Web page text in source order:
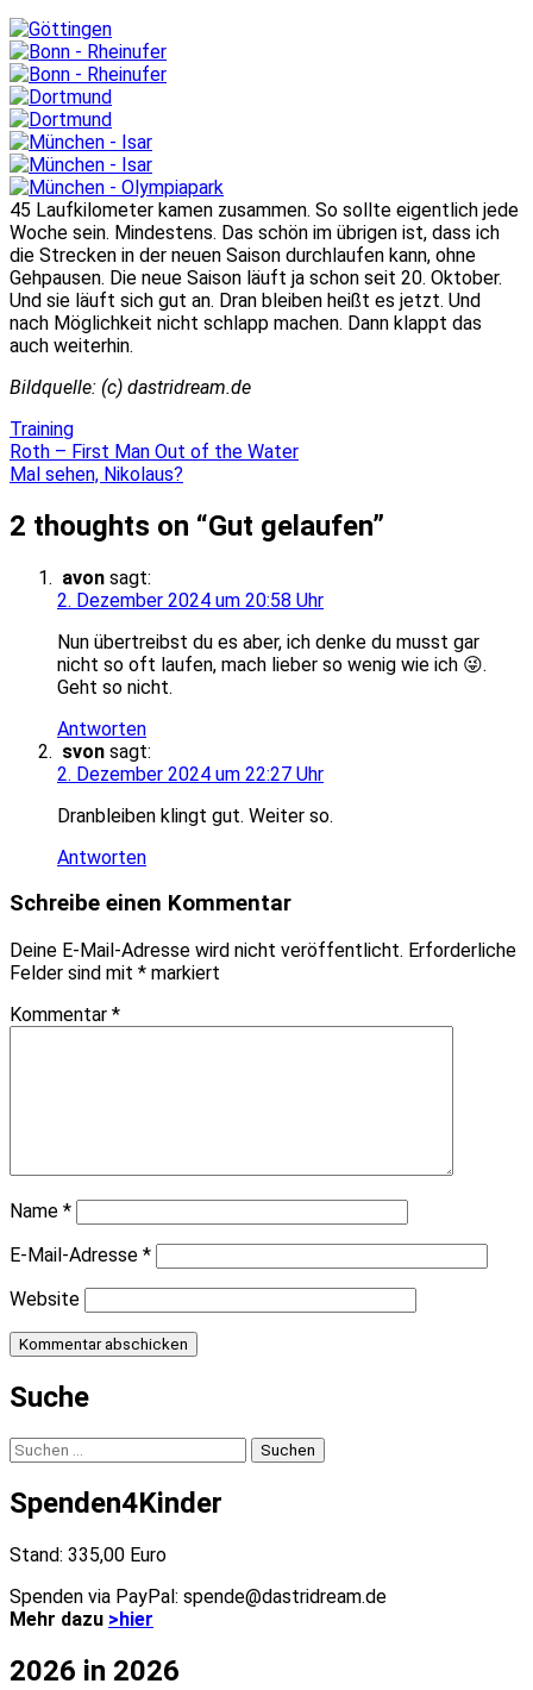
45 Laufkilometer kamen zusammen. So sollte eigentlich jede
Woche sein. Mindestens. Das schön im übrigen ist, dass ich
die Strecken in der neuen Saison durchlaufen kann, ohne
Gehpausen. Die neue Saison läuft ja schon seit 20. Oktober.
Und sie läuft sich gut an. Dran bleiben heißt es jetzt. Und
nach Möglichkeit nicht schlapp machen. Dann klappt das
auch weiterhin.
Bildquelle: (c) dastridream.de
Training
Beitragsnavigation
Roth – First Man Out of the Water
Mal sehen, Nikolaus?
2 thoughts on “Gut gelaufen”
avon sagt:
2. Dezember 2024 um 20:58 Uhr
Nun übertreibst du es aber, ich denke du musst gar
nicht so oft laufen, mach lieber so wenig wie ich 😜.
Geht so nicht.
Antworten
svon sagt:
2. Dezember 2024 um 22:27 Uhr
Dranbleiben klingt gut. Weiter so.
Antworten
Schreibe einen Kommentar
Deine E-Mail-Adresse wird nicht veröffentlicht. Erforderliche
Felder sind mit * markiert
Kommentar *
Name *
E-Mail-Adresse *
Website
Suche
Suchen
nach:
Spenden4Kinder
Stand: 335,00 Euro
Spenden via PayPal: spende@dastridream.de
Mehr dazu >hier
2026 in 2026